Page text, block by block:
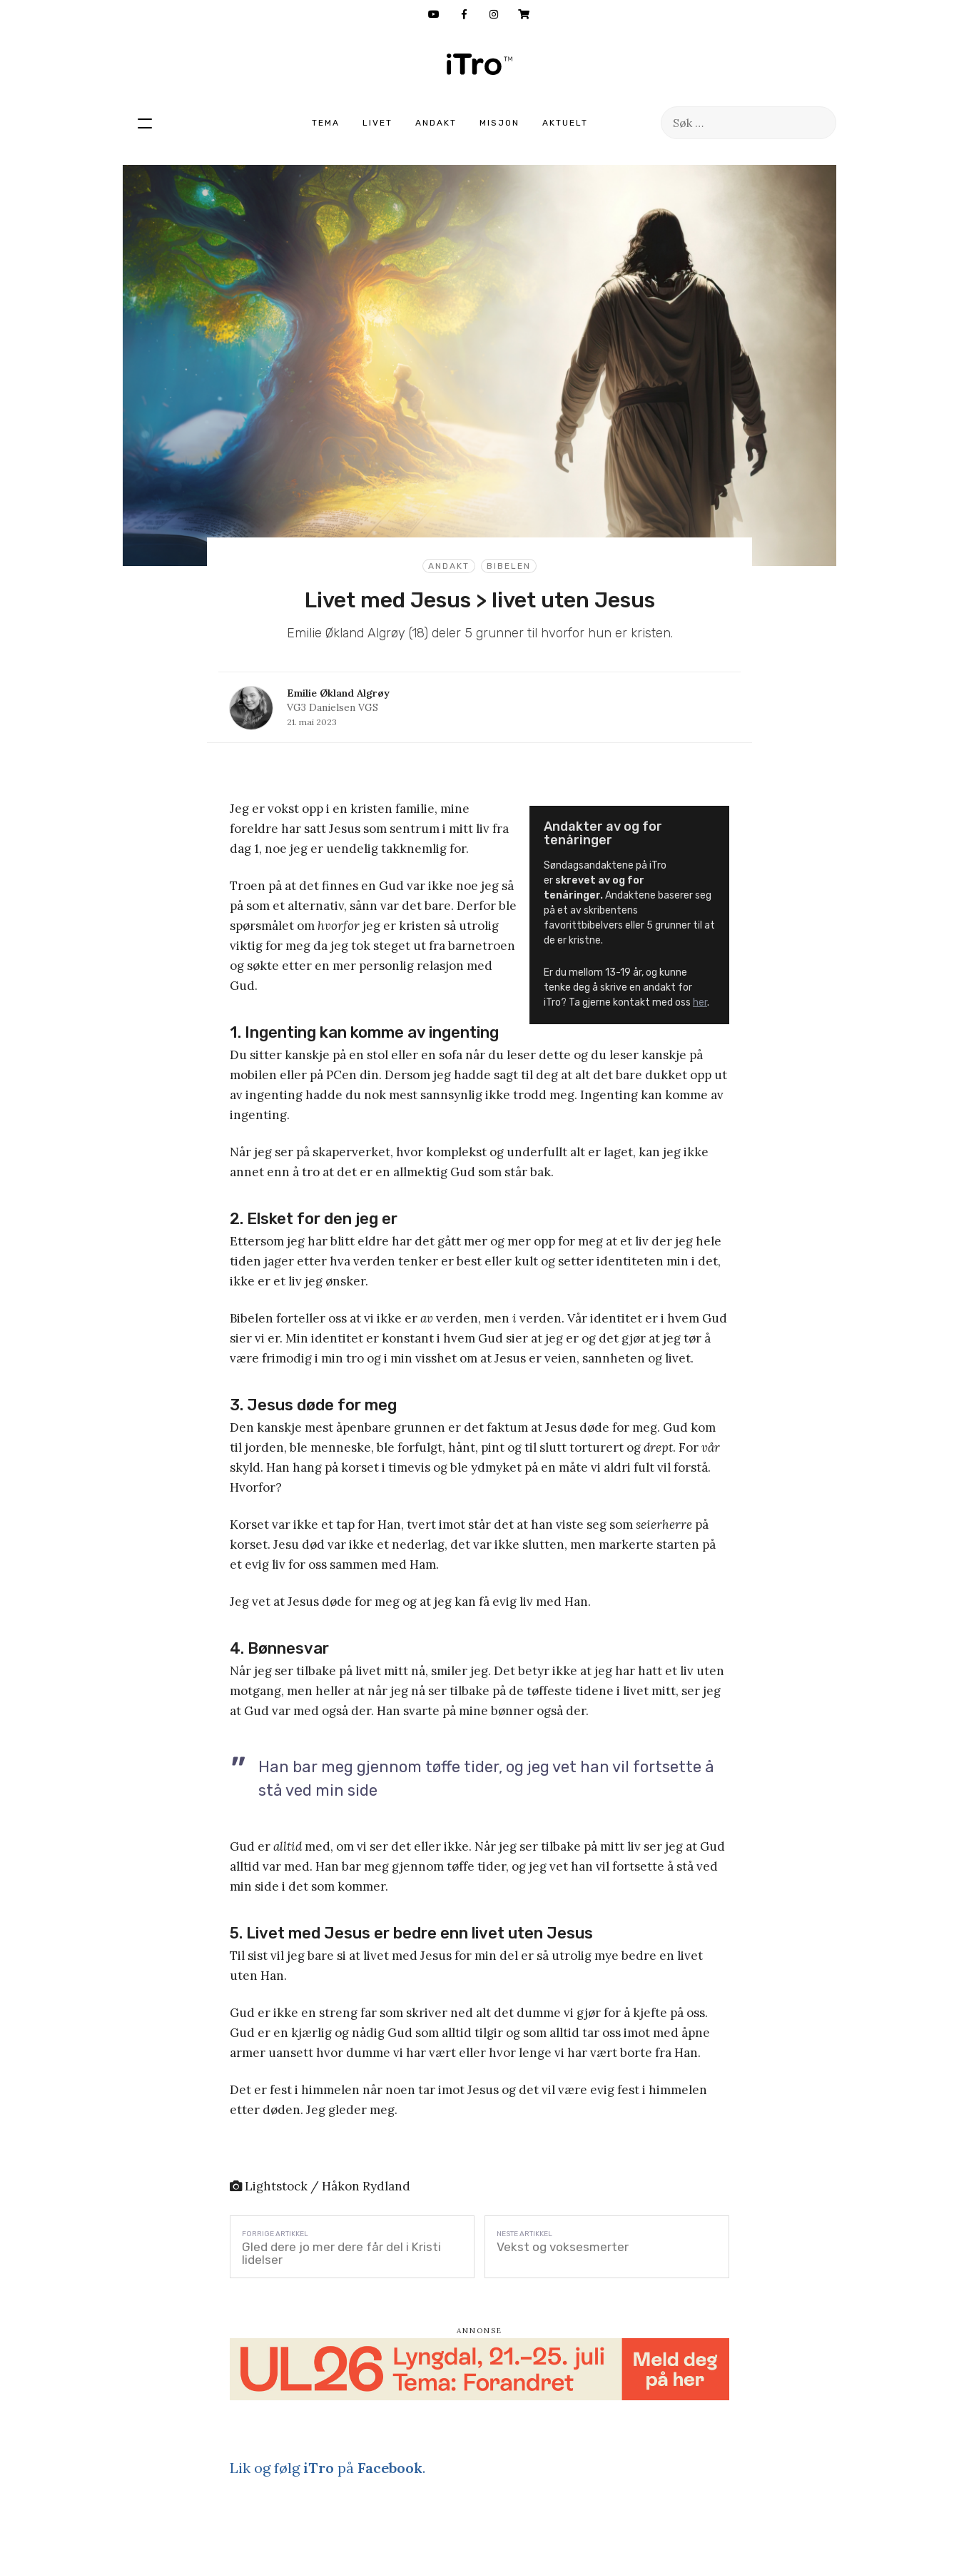
TEMA LIVET ANDAKT MISJON AKTUELT
Søk
Hopp
innhold
ANDAKT BIBELEN
Livet med Jesus > livet uten Jesus
Emilie Økland Algrøy (18) deler 5 grunner til hvorfor hun er kristen.
Emilie Økland Algrøy
VG3 Danielsen VGS
21. mai 2023
Andakter av og for
tenåringer
Søndagsandaktene på iTro
er skrevet av og for
tenåringer.Andaktene baserer seg
på et av skribentens
favorittbibelvers eller 5 grunner til at
de er kristne.
Er du mellom 13-19 år, og kunne
tenke deg å skrive en andakt for
iTro? Ta gjerne kontakt med oss her.
Jeg er vokst opp i en kristen familie, mine
foreldre har satt Jesus som sentrum i mitt liv fra
dag 1, noe jeg er uendelig takknemlig for.
Troen på at det finnes en Gud var ikke noe jeg så
på som et alternativ, sånn var det bare. Derfor ble
spørsmålet om hvorfor jeg er kristen så utrolig
viktig for meg da jeg tok steget ut fra barnetroen
og søkte etter en mer personlig relasjon med
Gud.
1. Ingenting kan komme av ingenting
Du sitter kanskje på en stol eller en sofa når du leser dette og du leser kanskje på
mobilen eller på PCen din. Dersom jeg hadde sagt til deg at alt det bare dukket opp ut
av ingenting hadde du nok mest sannsynlig ikke trodd meg. Ingenting kan komme av
ingenting.
Når jeg ser på skaperverket, hvor komplekst og underfullt alt er laget, kan jeg ikke
annet enn å tro at det er en allmektig Gud som står bak.
2. Elsket for den jeg er
Ettersom jeg har blitt eldre har det gått mer og mer opp for meg at et liv der jeg hele
tiden jager etter hva verden tenker er best eller kult og setter identiteten min i det,
ikke er et liv jeg ønsker.
Bibelen forteller oss at vi ikke eravverden, men i verden. Vår identitet er i hvem Gud
sier vi er. Min identitet er konstant i hvem Gud sier at jeg er og det gjør at jeg tør å
være frimodig i min tro og i min visshet om at Jesus er veien, sannheten og livet.
3. Jesus døde for meg
Den kanskje mest åpenbare grunnen er det faktum at Jesus døde for meg. Gud kom
til jorden, ble menneske, ble forfulgt, hånt, pint og til slutt torturert ogdrept. Forvår
skyld. Han hang på korset i timevis og ble ydmyket på en måte vi aldri fult vil forstå.
Hvorfor?
Korset var ikke et tap for Han, tvert imot står det at han viste seg somseierherre på
korset. Jesu død var ikke et nederlag, det var ikke slutten, men markerte starten på
et evig liv for oss sammen med Ham.
Jeg vet at Jesus døde for meg og at jeg kan få evig liv med Han.
4. Bønnesvar
Når jeg ser tilbake på livet mitt nå, smiler jeg. Det betyr ikke at jeg har hatt et liv uten
motgang, men heller at når jeg nå ser tilbake på de tøffeste tidene i livet mitt, ser jeg
at Gud var med også der. Han svarte på mine bønner også der.
Han bar meg gjennom tøffe tider, og jeg vet han vil fortsette å
stå ved min side
Gud eralltidmed, om vi ser det eller ikke. Når jeg ser tilbake på mitt liv ser jeg at Gud
alltid var med. Han bar meg gjennom tøffe tider, og jeg vet han vil fortsette å stå ved
min side i det som kommer.
5. Livet med Jesus er bedre enn livet uten Jesus
Til sist vil jeg bare si at livet med Jesus for min del er så utrolig mye bedre en livet
uten Han.
Gud er ikke en streng far som skriver ned alt det dumme vi gjør for å kjefte på oss.
Gud er en kjærlig og nådig Gud som alltid tilgir og som alltid tar oss imot med åpne
armer uansett hvor dumme vi har vært eller hvor lenge vi har vært borte fra Han.
Det er fest i himmelen når noen tar imot Jesus og det vil være evig fest i himmelen
etter døden. Jeg gleder meg.
Lightstock / Håkon Rydland
Gled dere jo mer dere får del i Kristi
lidelser
Vekst og voksesmerter
Lik og følgiTro på Facebook.